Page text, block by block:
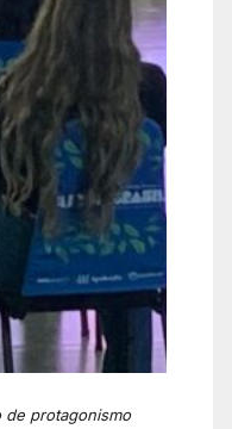
de protagonismo